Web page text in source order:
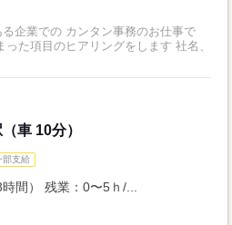
車 10分）
部支給
間） 残業：0〜5ｈ/...